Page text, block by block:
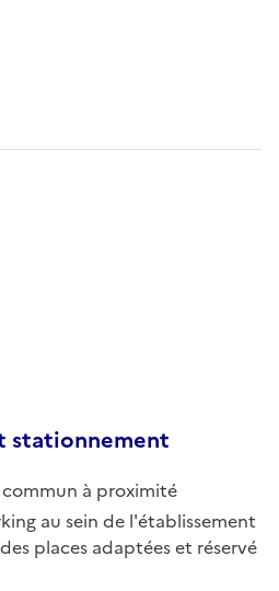
stationnement
à proximité
au sein de l'établissement
places adaptées et réservé